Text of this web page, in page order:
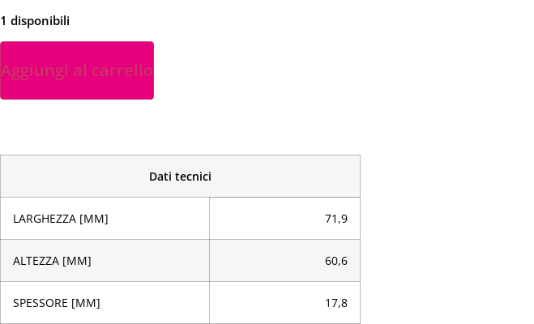
1 disponibili
Aggiungi al carrello
Dati tecnici
LARGHEZZA [MM] 71,9
ALTEZZA [MM] 60,6
SPESSORE [MM] 17,8